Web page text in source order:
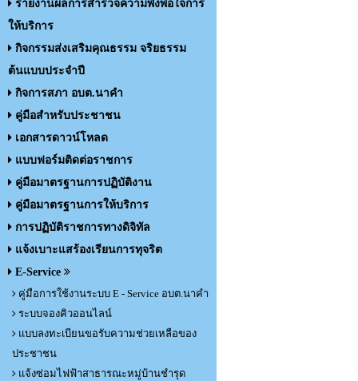
รายงานผลการสำรวจความพึงพอใจการ
ให้บริการ
กิจกรรมส่งเสริมคุณธรรม จริยธรรม
ต้นแบบประจำปี
กิจการสภา อบต.นาคำ
คู่มือสำหรับประชาชน
เอกสารดาวน์โหลด
แบบฟอร์มติดต่อราชการ
คู่มือมาตรฐานการปฏิบัติงาน
คู่มือมาตรฐานการให้บริการ
การปฏิบัติราชการทางดิจิทัล
แจ้งเบาะแสร้องเรียนการทุจริต
E-Service
คู่มือการใช้งานระบบ E - Service อบต.นาคำ
ระบบจองคิวออนไลน์
แบบลงทะเบียนขอรับความช่วยเหลือของ
ประชาชน
แจ้งซ่อมไฟฟ้าสาธารณะหมู่บ้านชำรุด